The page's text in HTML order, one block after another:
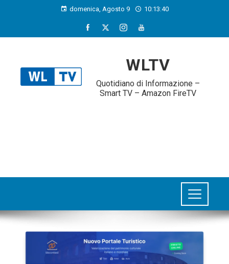
domenica, Agosto 9 10:13:41
WLTV
Quotidiano di Informazione –
Smart TV – Amazon FireTV